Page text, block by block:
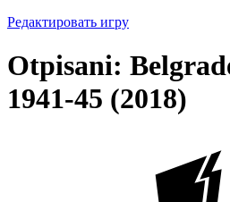
Редактировать игру
Otpisani:
1941-45 (2018)